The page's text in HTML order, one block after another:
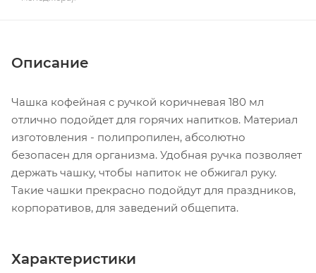
Описание
Чашка кофейная с ручкой коричневая 180 мл
отлично подойдет для горячих напитков. Материал
изготовления - полипропилен, абсолютно
безопасен для организма. Удобная ручка позволяет
держать чашку, чтобы напиток не обжигал руку.
Такие чашки прекрасно подойдут для праздников,
корпоративов, для заведений общепита.
Характеристики